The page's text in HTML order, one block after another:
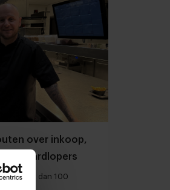
over inkoop,
en hardlopers
meer dan 100